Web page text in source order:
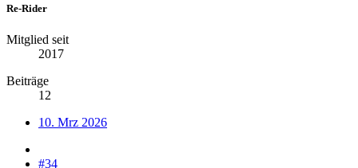
Re-Rider
Mitglied seit
2017
Beiträge
12
10. Mrz 2026
#34